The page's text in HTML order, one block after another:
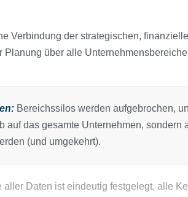
Verbindung der strategischen,
über alle
Bereichssilos werden aufgebrochen,
auf das gesamte Unternehmen, sondern
(und umgekehrt).
aller Daten ist eindeutig festgelegt, alle